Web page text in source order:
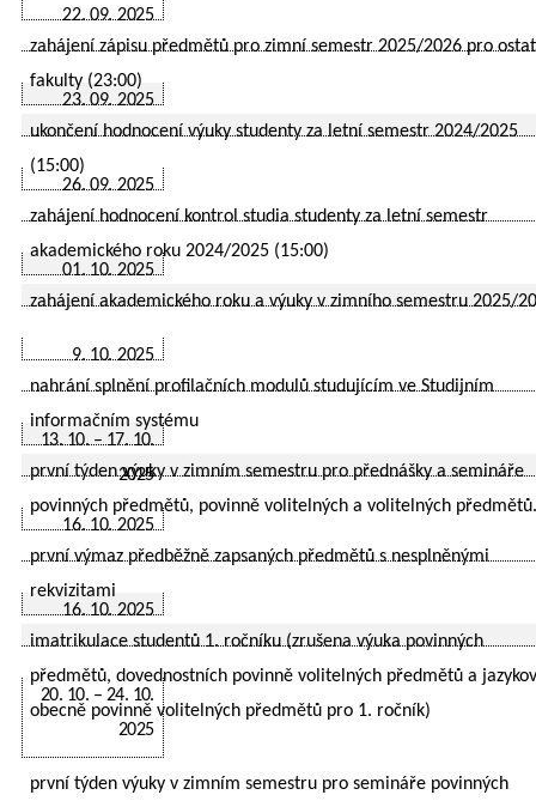
22. 09. 2025
zahájení zápisu předmětů pro zimní semestr 2025/2026 pro
fakulty (23:00)
23. 09. 2025
ukončení hodnocení výuky studenty za letní semestr 2024/2025
(15:00)
26. 09. 2025
zahájení hodnocení kontrol studia studenty za letní semestr
akademického roku 2024/2025 (15:00)
01. 10. 2025
zahájení akademického roku a výuky v zimního semestru 2025/
9. 10. 2025
nahrání splnění profilačních modulů studujícím ve Studijním
informačním systému
13. 10. – 17. 10.
2025
první týden výuky v zimním semestru pro přednášky a semináře
povinných předmětů, povinně volitelných a volitelných předmětů.
16. 10. 2025
první výmaz předběžně zapsaných předmětů s nesplněnými
rekvizitami
16. 10. 2025
imatrikulace studentů 1. ročníku (zrušena výuka povinných
předmětů, dovednostních povinně volitelných předmětů a
obecně povinně volitelných předmětů pro 1. ročník)
20. 10. – 24. 10.
2025
první týden výuky v zimním semestru pro semináře povinných